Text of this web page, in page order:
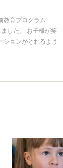
教育プログラム
した。 お子様が笑
ョンがとれるよう